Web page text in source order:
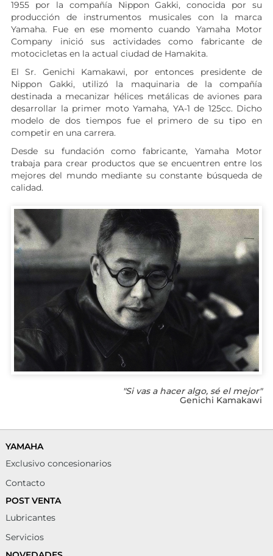
1955 por la compañía Nippon Gakki, conocida por su
producción de instrumentos musicales con la marca
Yamaha. Fue en ese momento cuando Yamaha Motor
Company inició sus actividades como fabricante de
motocicletas en la actual ciudad de Hamakita.
El Sr. Genichi Kamakawi, por entonces presidente de
Nippon Gakki, utilizó la maquinaria de la compañía
destinada a mecanizar hélices metálicas de aviones para
desarrollar la primer moto Yamaha, YA-1 de 125cc. Dicho
modelo de dos tiempos fue el primero de su tipo en
competir en una carrera.
Desde su fundación como fabricante, Yamaha Motor
trabaja para crear productos que se encuentren entre los
mejores del mundo mediante su constante búsqueda de
calidad.
"Si vas a hacer algo, sé el mejor"
Genichi Kamakawi
YAMAHA
Exclusivo concesionarios
Contacto
POST VENTA
Lubricantes
Servicios